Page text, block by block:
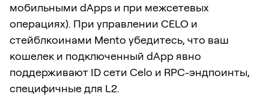
мобильными dApps и при межсетевых
операциях). При управлении CELO и
стейблкоинами Mento убедитесь, что ваш
кошелек и подключенный dApp явно
поддерживают ID сети Celo и RPC-эндпоинты,
специфичные для L2.